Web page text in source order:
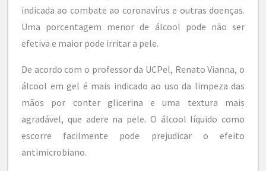
indicada ao combate ao coronavírus e outras doenças.
Uma porcentagem menor de álcool pode não ser
efetiva e maior pode irritar a pele.
De acordo com o professor da UCPel, Renato Vianna, o
álcool em gel é mais indicado ao uso da limpeza das
mãos por conter glicerina e uma textura mais
agradável, que adere na pele. O álcool líquido como
escorre facilmente pode prejudicar o efeito
antimicrobiano.